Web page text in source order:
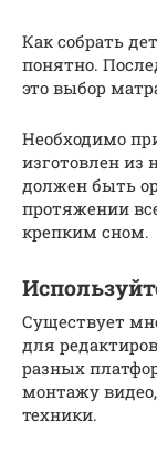
Как собрать
понятно.
это выбор
Необходимо
изготовлен из
должен быть
протяжении
крепким сном.
Существует
для
разных
монтажу
техники.